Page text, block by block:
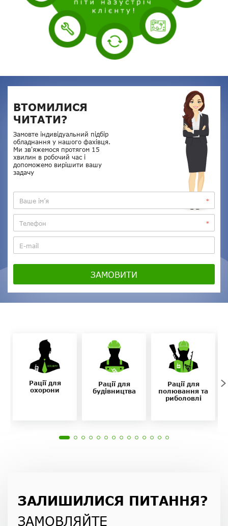
Whatsapp
ВТОМИЛИСЯ
ЧИТАТИ?
Замовте індивідуальний підбір
обладнання у нашого фахівця.
Ми зв'яжемося протягом 15
хвилин в робочий час і
допоможемо вирішити вашу
задачу
ЗАМОВИТИ
Рації для
охорони
Рації для
будівництва
Рації для
полювання та
риболовлі
ЗАЛИШИЛИСЯ ПИТАННЯ?
ЗАМОВЛЯЙТЕ